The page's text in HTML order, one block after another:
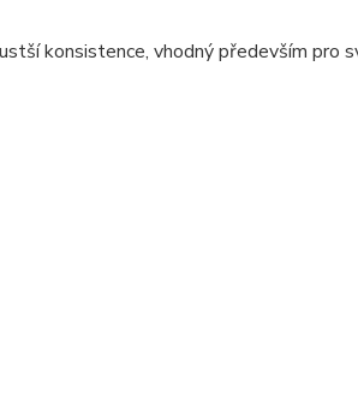
konsistence, vhodný především pro